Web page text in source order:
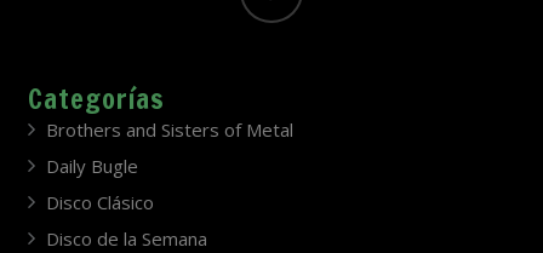
Categorías
Brothers and Sisters of Metal
Daily Bugle
Disco Clásico
Disco de la Semana